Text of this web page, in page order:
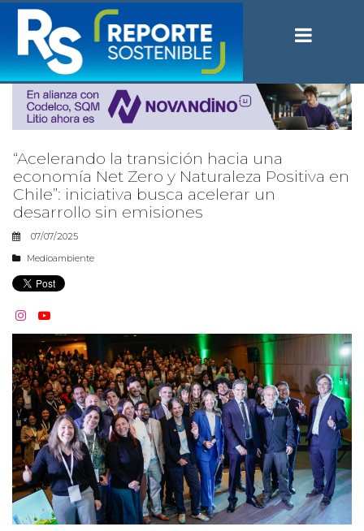
“Acelerando la transición hacia una
economía Net Zero y Naturaleza Positiva en
Chile”: iniciativa busca acelerar un
desarrollo sin emisiones
07/07/2025
Medioambiente
 